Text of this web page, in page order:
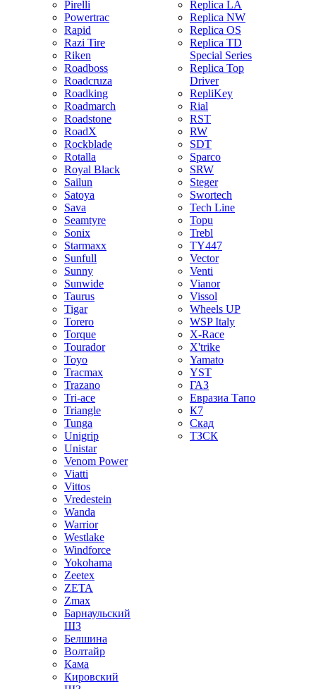
Pirelli
Powertrac
Rapid
Razi Tire
Riken
Roadboss
Roadcruza
Roadking
Roadmarch
Roadstone
RoadX
Rockblade
Rotalla
Royal Black
Sailun
Satoya
Sava
Seamtyre
Sonix
Starmaxx
Sunfull
Sunny
Sunwide
Taurus
Tigar
Torero
Torque
Tourador
Toyo
Tracmax
Trazano
Tri-ace
Triangle
Tunga
Unigrip
Unistar
Venom Power
Viatti
Vittos
Vredestein
Wanda
Warrior
Westlake
Windforce
Yokohama
Zeetex
ZETA
Zmax
Барнаульский
ШЗ
Белшина
Волтайр
Кама
Кировский
Replica LA
Replica NW
Replica OS
Replica TD
Special Series
Replica Top
Driver
RepliKey
Rial
RST
RW
SDT
Sparco
SRW
Steger
Swortech
Tech Line
Topu
Trebl
TY447
Vector
Venti
Vianor
Vissol
Wheels UP
WSP Italy
X-Race
X'trike
Yamato
YST
ГАЗ
Евразиа Тапо
К7
Скад
ТЗСК